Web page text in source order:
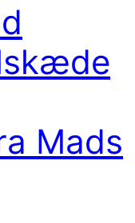
Mads